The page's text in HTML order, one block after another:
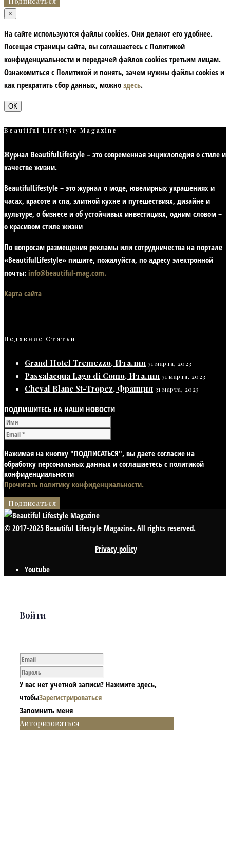
×
На сайте используются файлы cookies. Они делают его удобнее.
Посещая страницы сайта, вы соглашаетесь с Политикой
конфиденциальности и передачей файлов cookies третьим лицам.
Ознакомиться с Политикой и понять, зачем нужны файлы сookies и
как прекратить сбор данных, можно здесь.
ОК
Beautiful Lifestyle Magazine
Журнал BeautifulLifestyle – это современная энциклопедия о стиле и
качестве жизни.
BeautifulLifestyle – это журнал о моде, ювелирных украшениях и
часах, красоте и спа, элитной кухне и путешествиях, дизайне и
культуре, о бизнесе и об устойчивых инвестициях, одним словом –
о красивом стиле жизни
По вопросам размещения рекламы или сотрудничества на портале
«BeautifulLifestyle» пишите, пожалуйста, по адресу электронной
почты: info@beautiful-mag.com.
Карта сайта
Недавние Статьи
Grand Hotel Tremezzo, Италия 31 марта, 2023
Passalacqua Lago di Como, Италия 31 марта, 2023
Cheval Blanc St-Tropez, Франция 31 марта, 2023
ПОДПИШИТЕСЬ НА НАШИ НОВОСТИ
Нажимая на кнопку "ПОДПИСАТЬСЯ", вы даете согласие на
обработку персональных данных и соглашаетесь с политикой
конфиденциальности
Прочитать политику конфиденциальности.
© 2017-2025 Beautiful Lifestyle Magazine. All rights reserved.
Privacy policy
Youtube
Войти
У вас нет учетной записи? Нажмите здесь,
чтобыЗарегистрироваться
Запомнить меня
Авторизоваться